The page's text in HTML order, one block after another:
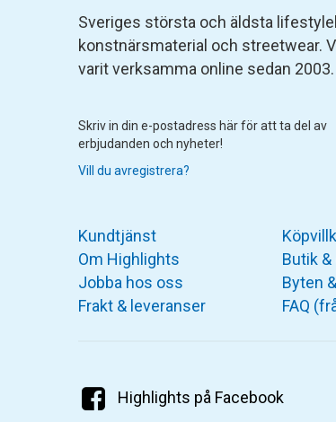
Sveriges största och äldsta
konstnärsmaterial och streetwear.
varit verksamma online sedan
Skriv in din e-postadress här för att ta del av
erbjudanden och nyheter!
Vill du avregistrera?
Kundtjänst
Om Highlights
Jobba hos oss
Frakt & leveranser
Butik
Byten
FAQ
Highlights på Facebook